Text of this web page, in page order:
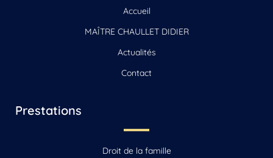
Accueil
MAÎTRE CHAULLET DIDIER
Actualités
Contact
Prestations
Droit de la famille